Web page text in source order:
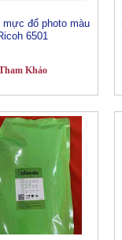
đổ photo màu
6501
Khảo